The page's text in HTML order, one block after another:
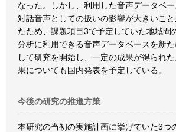
なった。しかし、利用した音声データベ
対話音声としての扱いの影響が大きいこ
たため、課題項目3で予定していた地域間
分析に利用できる音声データベースを新
して研究を開始し、一定の成果が得られ
果についても国内発表を予定している。
今後の研究の推進方策
本研究の当初の実施計画に挙げていた3つ